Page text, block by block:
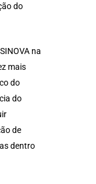
do
na
mais
do
do
de
dentro